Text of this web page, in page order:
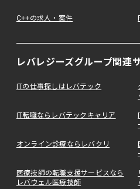
C++の求人・案件
レバレジーズグループ関連
ITの仕事探しはレバテック
IT転職ならレバテックキャリア
オンライン診療ならレバクリ
医療技師の転職支援サービスなら
レバウェル医療技師